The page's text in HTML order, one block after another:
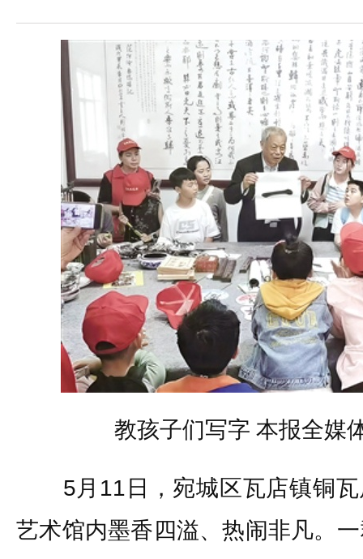
教孩子们写字 本报全媒
5月11日，宛城区瓦店镇铜瓦
艺术馆内墨香四溢、热闹非凡。